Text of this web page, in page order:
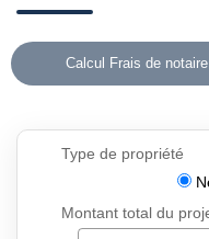
Calcul Frais de notaire